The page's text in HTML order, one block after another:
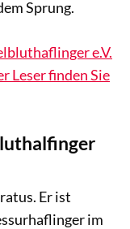
Sprung.
e.V.
Leser finden Sie
www.kullagulla.de
Er ist
im